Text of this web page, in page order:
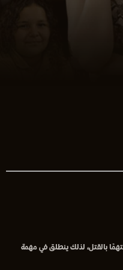
بالقتل، لذلك ينطلق في مهمة